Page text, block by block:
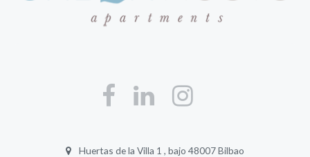
Huertas de la Villa 1 , bajo 48007 Bilbao